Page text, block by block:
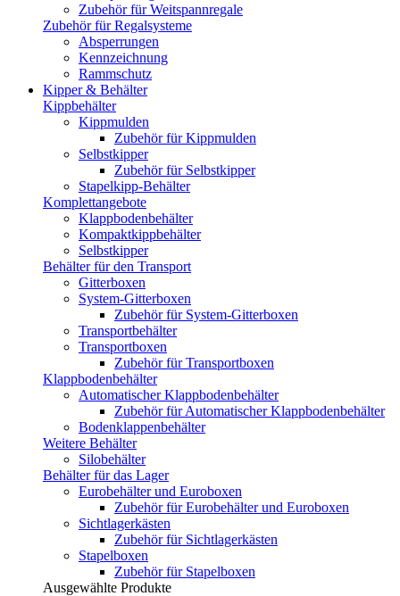
Zubehör für Weitspannregale
Zubehör für Regalsysteme
Absperrungen
Kennzeichnung
Rammschutz
Kipper & Behälter
Kippbehälter
Kippmulden
Zubehör für Kippmulden
Selbstkipper
Zubehör für Selbstkipper
Stapelkipp-Behälter
Komplettangebote
Klappbodenbehälter
Kompaktkippbehälter
Selbstkipper
Behälter für den Transport
Gitterboxen
System-Gitterboxen
Zubehör für System-Gitterboxen
Transportbehälter
Transportboxen
Zubehör für Transportboxen
Klappbodenbehälter
Automatischer Klappbodenbehälter
Zubehör für Automatischer Klappbodenbehälter
Bodenklappenbehälter
Weitere Behälter
Silobehälter
Behälter für das Lager
Eurobehälter und Euroboxen
Zubehör für Eurobehälter und Euroboxen
Sichtlagerkästen
Zubehör für Sichtlagerkästen
Stapelboxen
Zubehör für Stapelboxen
Ausgewählte Produkte